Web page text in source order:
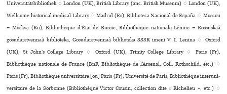
Universitätsbibliothek ♢ London (UK), British Library (anc. British Museum) ♢ London (UK),
Wellcome his­to­ri­cal medi­cal Library ♢ Madrid (Es), Biblioteca Nacional de España ♢ Moscou
= Moskva (Ru), Bibliothèque d’État de Russie, Bibliothèque nationale Lénine = Rossijskaâ
gosudarstvennaâ biblioteka, Gosudarstvennaâ biblioteka SSSR imeni V. I. Lenina ♢ Oxford
(UK), St John’s College Library ♢ Oxford (UK), Trinity College Library ♢ Paris (Fr),
Bibliothèque nationale de France (BnF, Bibliothèque de l’Arsenal, Coll. Rothschild, etc.) ♢
Paris (Fr), Bibliothèque uni­ver­si­taire [ou] Paris (Fr), Université de Paris, Bibliothèque inte­ru­ni­
ver­si­taire de la Sorbonne (Bibliothèque Victor Cousin, collection dite « Richelieu », etc.) ♢